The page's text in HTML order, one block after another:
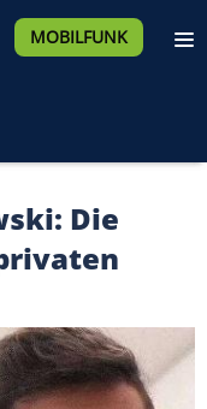
MOBILFUNK
Die